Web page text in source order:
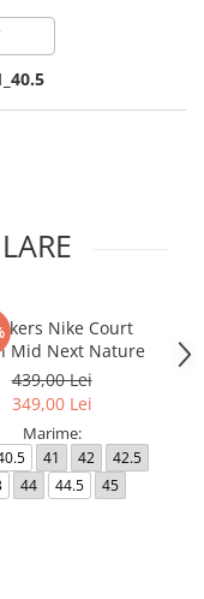
Nike Court
Mid Next Nature
439,00 Lei
349,00 Lei
Marime:
41 42
42.5
44 44.5 45